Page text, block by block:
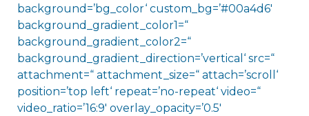
background=’bg_color‘ custom_bg=’#00a4d6′
background_gradient_color1=“
background_gradient_color2=“
background_gradient_direction=’vertical‘ src=“
attachment=“ attachment_size=“ attach=’scroll‘
position=’top left‘ repeat=’no-repeat‘ video=“
video_ratio=’16:9′ overlay_opacity=’0.5′